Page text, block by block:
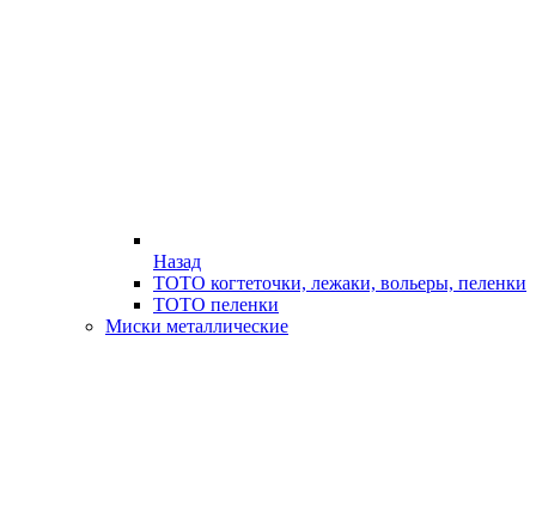
Назад
ТОТО когтеточки, лежаки, вольеры, пеленки
ТОТО пеленки
Миски металлические